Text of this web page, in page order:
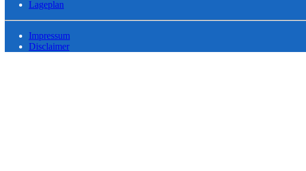
Lageplan
Impressum
Disclaimer